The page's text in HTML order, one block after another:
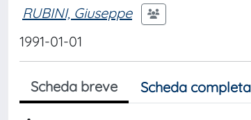
RUBINI, Giuseppe
1991-01-01
Scheda breve Scheda completa